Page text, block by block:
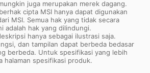
juga merupakan merek dagang.
cipta MSI hanya dapat digunakan
MSI. Semua hak yang tidak secara
adalah hak yang dilindungi.
hanya sebagai ilustrasi saja.
dan tampilan dapat berbeda bedasar
berbeda. Untuk spesifikasi yang lebih
halaman spesifikasi produk.